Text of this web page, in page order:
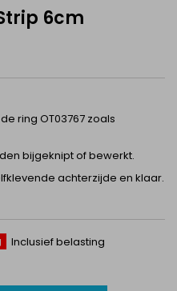
6cm
ring OT03767 zoals
bijgeknipt of bewerkt.
achterzijde en klaar.
Inclusief belasting